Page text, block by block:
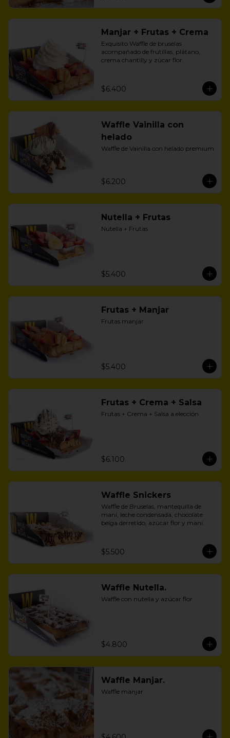
Manjar + Frutas + Crema
Exquisito Waffle de bruselas
acompañado de frutillas, plátano,
crema chantilly y zúcar flor.
$6.400
Waffle Vainilla con
helado
Waffle de Vainilla con helado premium
$6.200
Nutella + Frutas
Nutella + Frutas
$5.400
Frutas + Manjar
Frutas manjar
$5.400
Frutas + Crema + Salsa
Frutas + Crema + Salsa a elección
$6.100
Waffle Snickers
Waffle de Bruselas, mantequilla de
maní, leche condensada, chocolate
belga derretido, azúcar flor y maní.
$5.500
Waffle Nutella.
Waffle con nutella y azúcar flor.
$4.800
Waffle Manjar.
Waffle manjar